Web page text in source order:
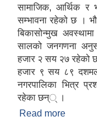
सामाजिक, आर्थिक र
सम्भावना रहेको छ ।
बिकासोन्मुख
सालको जनगणना
हजार २ सय २७ रहेको
हजार ९ सय ८९
नगरपालिका भित्र
रहेका छन्् ।
Read more